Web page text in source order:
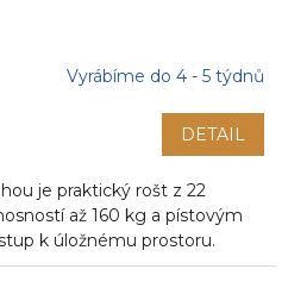
Vyrábíme do 4 - 5 týdnů
DETAIL
je praktický rošt z 22
až 160 kg a pístovým
k úložnému prostoru.